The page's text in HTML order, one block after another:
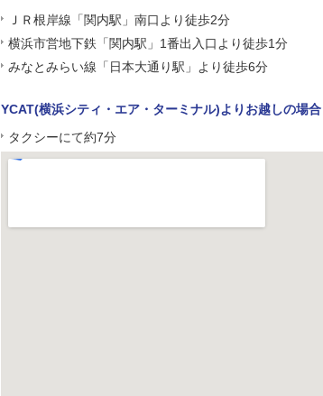
ＪＲ根岸線「関内駅」南口より徒歩2分
横浜市営地下鉄「関内駅」1番出入口より徒歩1分
みなとみらい線「日本大通り駅」より徒歩6分
YCAT(横浜シティ・エア・ターミナル)よりお越しの場合
タクシーにて約7分